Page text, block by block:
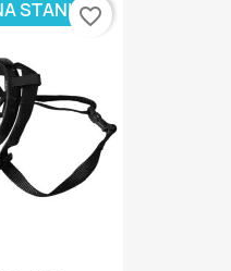
STANIEfavorite_border